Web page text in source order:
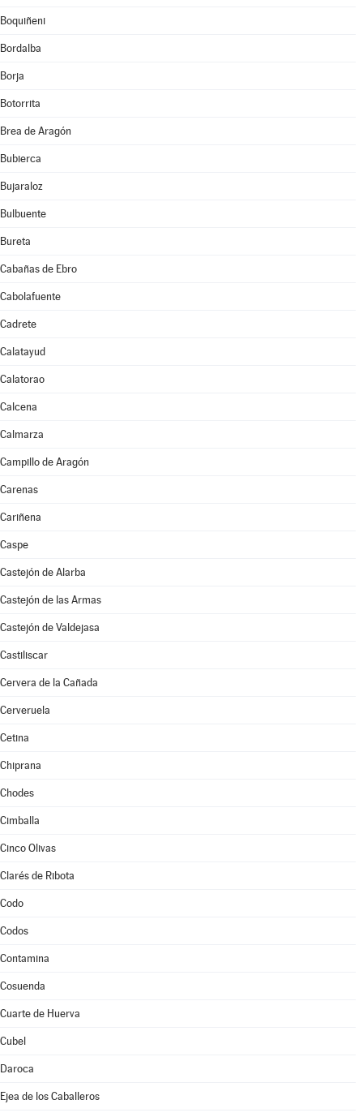
Boquiñeni
Bordalba
Borja
Botorrita
Brea de Aragón
Bubierca
Bujaraloz
Bulbuente
Bureta
Cabañas de Ebro
Cabolafuente
Cadrete
Calatayud
Calatorao
Calcena
Calmarza
Campillo de Aragón
Carenas
Cariñena
Caspe
Castejón de Alarba
Castejón de las Armas
Castejón de Valdejasa
Castiliscar
Cervera de la Cañada
Cerveruela
Cetina
Chiprana
Chodes
Cimballa
Cinco Olivas
Clarés de Ribota
Codo
Codos
Contamina
Cosuenda
Cuarte de Huerva
Cubel
Daroca
Ejea de los Caballeros